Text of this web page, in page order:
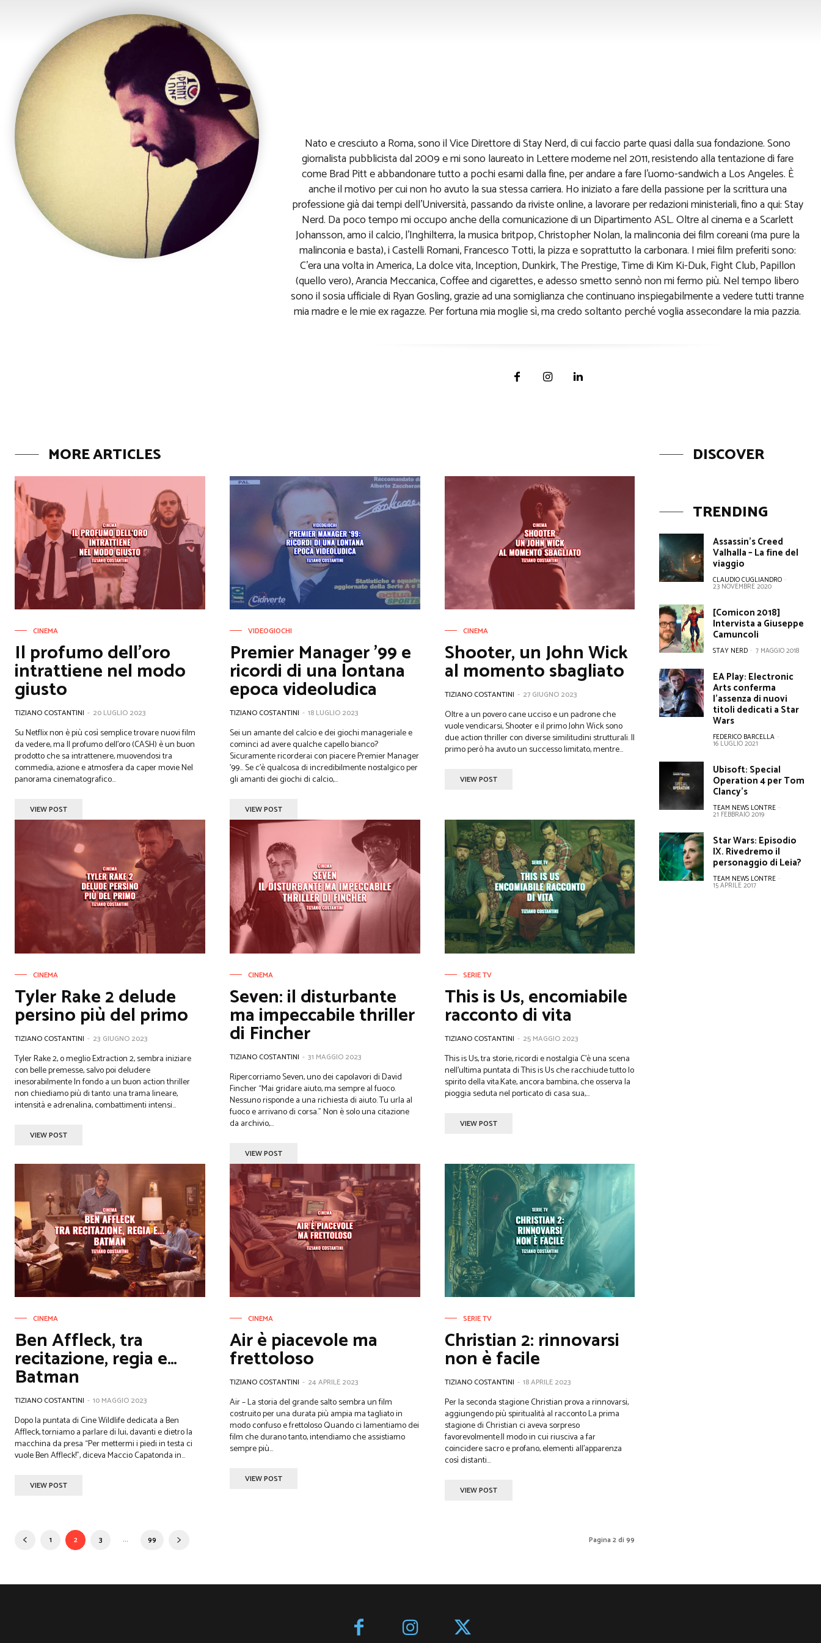
Nato e cresciuto a Roma, sono il Vice Direttore di Stay Nerd, di cui faccio parte quasi dalla sua fondazione. Sono
giornalista pubblicista dal 2009 e mi sono laureato in Lettere moderne nel 2011, resistendo alla tentazione di fare
come Brad Pitt e abbandonare tutto a pochi esami dalla fine, per andare a fare l'uomo-sandwich a Los Angeles. È
anche il motivo per cui non ho avuto la sua stessa carriera. Ho iniziato a fare della passione per la scrittura una
professione già dai tempi dell'Università, passando da riviste online, a lavorare per redazioni ministeriali, fino a qui: Stay
Nerd. Da poco tempo mi occupo anche della comunicazione di un Dipartimento ASL. Oltre al cinema e a Scarlett
Johansson, amo il calcio, l'Inghilterra, la musica britpop, Christopher Nolan, la malinconia dei film coreani (ma pure la
malinconia e basta), i Castelli Romani, Francesco Totti, la pizza e soprattutto la carbonara. I miei film preferiti sono:
C'era una volta in America, La dolce vita, Inception, Dunkirk, The Prestige, Time di Kim Ki-Duk, Fight Club, Papillon
(quello vero), Arancia Meccanica, Coffee and cigarettes, e adesso smetto sennò non mi fermo più. Nel tempo libero
sono il sosia ufficiale di Ryan Gosling, grazie ad una somiglianza che continuano inspiegabilmente a vedere tutti tranne
mia madre e le mie ex ragazze. Per fortuna mia moglie sì, ma credo soltanto perché voglia assecondare la mia pazzia.
MORE ARTICLES
CINEMA
Il profumo dell’oro
intrattiene nel modo
giusto
TIZIANO COSTANTINI - 20 LUGLIO 2023
Su Netflix non è più così semplice trovare nuovi film
da vedere, ma Il profumo dell’oro (CASH) è un buon
prodotto che sa intrattenere, muovendosi tra
commedia, azione e atmosfera da caper movie Nel
panorama cinematografico...
VIEW POST
VIDEOGIOCHI
Premier Manager ’99 e
ricordi di una lontana
epoca videoludica
TIZIANO COSTANTINI - 18 LUGLIO 2023
Sei un amante del calcio e dei giochi manageriale e
cominci ad avere qualche capello bianco?
Sicuramente ricorderai con piacere Premier Manager
'99... Se c’è qualcosa di incredibilmente nostalgico per
gli amanti dei giochi di calcio,...
VIEW POST
CINEMA
Shooter, un John Wick
al momento sbagliato
TIZIANO COSTANTINI - 27 GIUGNO 2023
Oltre a un povero cane ucciso e un padrone che
vuole vendicarsi, Shooter e il primo John Wick sono
due action thriller con diverse similitudini strutturali. Il
primo però ha avuto un successo limitato, mentre...
VIEW POST
CINEMA
Tyler Rake 2 delude
persino più del primo
TIZIANO COSTANTINI - 23 GIUGNO 2023
Tyler Rake 2, o meglio Extraction 2, sembra iniziare
con belle premesse, salvo poi deludere
inesorabilmente In fondo a un buon action thriller
non chiediamo più di tanto: una trama lineare,
intensità e adrenalina, combattimenti intensi...
VIEW POST
CINEMA
Seven: il disturbante
ma impeccabile thriller
di Fincher
TIZIANO COSTANTINI - 31 MAGGIO 2023
Ripercorriamo Seven, uno dei capolavori di David
Fincher “Mai gridare aiuto, ma sempre al fuoco.
Nessuno risponde a una richiesta di aiuto. Tu urla al
fuoco e arrivano di corsa." Non è solo una citazione
da archivio,...
VIEW POST
SERIE TV
This is Us, encomiabile
racconto di vita
TIZIANO COSTANTINI - 25 MAGGIO 2023
This is Us, tra storie, ricordi e nostalgia C’è una scena
nell’ultima puntata di This is Us che racchiude tutto lo
spirito della vita.Kate, ancora bambina, che osserva la
pioggia seduta nel porticato di casa sua,...
VIEW POST
CINEMA
Ben Affleck, tra
recitazione, regia e…
Batman
TIZIANO COSTANTINI - 10 MAGGIO 2023
Dopo la puntata di Cine Wildlife dedicata a Ben
Affleck, torniamo a parlare di lui, davanti e dietro la
macchina da presa “Per mettermi i piedi in testa ci
vuole Ben Affleck!”, diceva Maccio Capatonda in...
VIEW POST
CINEMA
Air è piacevole ma
frettoloso
TIZIANO COSTANTINI - 24 APRILE 2023
Air – La storia del grande salto sembra un film
costruito per una durata più ampia ma tagliato in
modo confuso e frettoloso Quando ci lamentiamo dei
film che durano tanto, intendiamo che assistiamo
sempre più...
VIEW POST
SERIE TV
Christian 2: rinnovarsi
non è facile
TIZIANO COSTANTINI - 18 APRILE 2023
Per la seconda stagione Christian prova a rinnovarsi,
aggiungendo più spiritualità al racconto La prima
stagione di Christian ci aveva sorpreso
favorevolmente.Il modo in cui riusciva a far
coincidere sacro e profano, elementi all’apparenza
così distanti...
VIEW POST
1 2 3 ... 99 Pagina 2 di 99
DISCOVER
TRENDING
Assassin’s Creed
Valhalla – La fine del
viaggio
CLAUDIO CUGLIANDRO -
23 NOVEMBRE 2020
[Comicon 2018]
Intervista a Giuseppe
Camuncoli
STAY NERD - 7 MAGGIO 2018
EA Play: Electronic
Arts conferma
l’assenza di nuovi
titoli dedicati a Star
Wars
FEDERICO BARCELLA -
16 LUGLIO 2021
Ubisoft: Special
Operation 4 per Tom
Clancy’s
TEAM NEWS LONTRE -
21 FEBBRAIO 2019
Star Wars: Episodio
IX. Rivedremo il
personaggio di Leia?
TEAM NEWS LONTRE -
15 APRILE 2017